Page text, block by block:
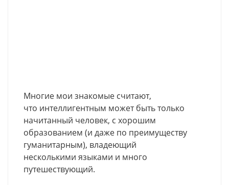
Многие мои знакомые считают,
что интеллигентным может быть только
начитанный человек, с хорошим
образованием (и даже по преимуществу
гуманитарным), владеющий
несколькими языками и много
путешествующий.